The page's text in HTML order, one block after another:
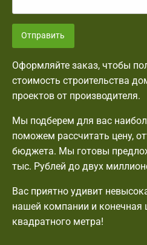
Отправить
Оформляйте заказ, чтобы
стоимость строительства
проектов от производителя.
Мы подберем для вас
поможем рассчитать цену,
бюджета. Мы готовы
тыс. Рублей до двух
Вас приятно удивит
нашей компании и конечная
квадратного метра!